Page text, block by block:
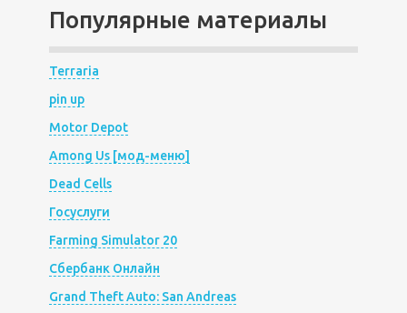
Популярные материалы
Terraria
pin up
Motor Depot
Among Us [мод-меню]
Dead Cells
Госуслуги
Farming Simulator 20
Сбербанк Онлайн
Grand Theft Auto: San Andreas